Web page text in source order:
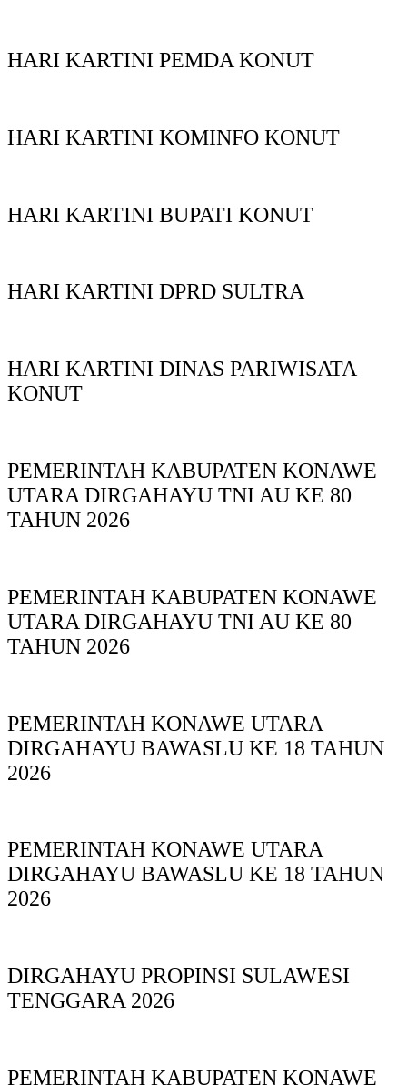
HARI KARTINI PEMDA KONUT
HARI KARTINI KOMINFO KONUT
HARI KARTINI BUPATI KONUT
HARI KARTINI DPRD SULTRA
HARI KARTINI DINAS PARIWISATA
KONUT
PEMERINTAH KABUPATEN KONAWE
UTARA DIRGAHAYU TNI AU KE 80
TAHUN 2026
PEMERINTAH KABUPATEN KONAWE
UTARA DIRGAHAYU TNI AU KE 80
TAHUN 2026
PEMERINTAH KONAWE UTARA
DIRGAHAYU BAWASLU KE 18 TAHUN
2026
PEMERINTAH KONAWE UTARA
DIRGAHAYU BAWASLU KE 18 TAHUN
2026
DIRGAHAYU PROPINSI SULAWESI
TENGGARA 2026
PEMERINTAH KABUPATEN KONAWE